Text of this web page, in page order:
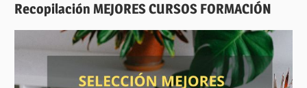
Recopilación MEJORES CURSOS FORMACIÓN